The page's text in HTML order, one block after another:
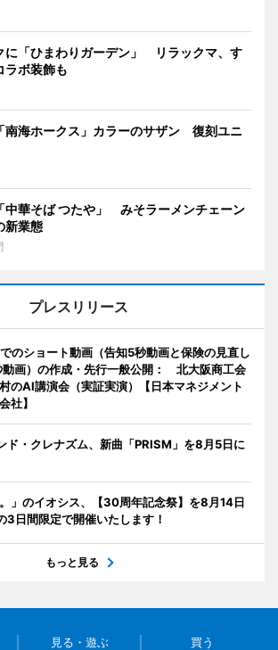
に「ひまわりガーデン」 リラックマ、す
ラボ装飾も
南海ホークス」カラーのサザン 復刻ユニ
中華そば つたや」 みそラーメンチェーン
新業態
プレスリリース
のショート動画（告知5秒動画と保険の見直し
画）の作成・先行一般公開： 北大阪商工会
のAI講演会（実証実演）【日本マネジメント
社】
ド・クレナズム、新曲「PRISM」を8月5日に
。」のイオシス、【30周年記念祭】を8月14日
3日間限定で開催いたします！
もっと見る
見る・遊ぶ 買う